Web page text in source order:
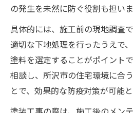
の発生を未然に防ぐ役割も担いま
具体的には、施工前の現地調査
適切な下地処理を行ったうえで
塗料を選定することがポイント
相談し、所沢市の住宅環境に合
とで、効果的な防疫対策が可能と